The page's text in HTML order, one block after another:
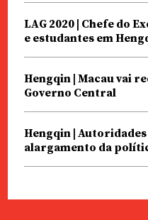
LAG 2020 | Chefe do
e estudantes em
Hengqin | Macau vai
Governo Central
Hengqin |
alargamento da